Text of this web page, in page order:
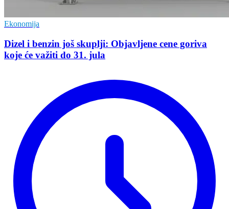
Ekonomija
Dizel i benzin još skuplji: Objavljene cene goriva
koje će važiti do 31. jula